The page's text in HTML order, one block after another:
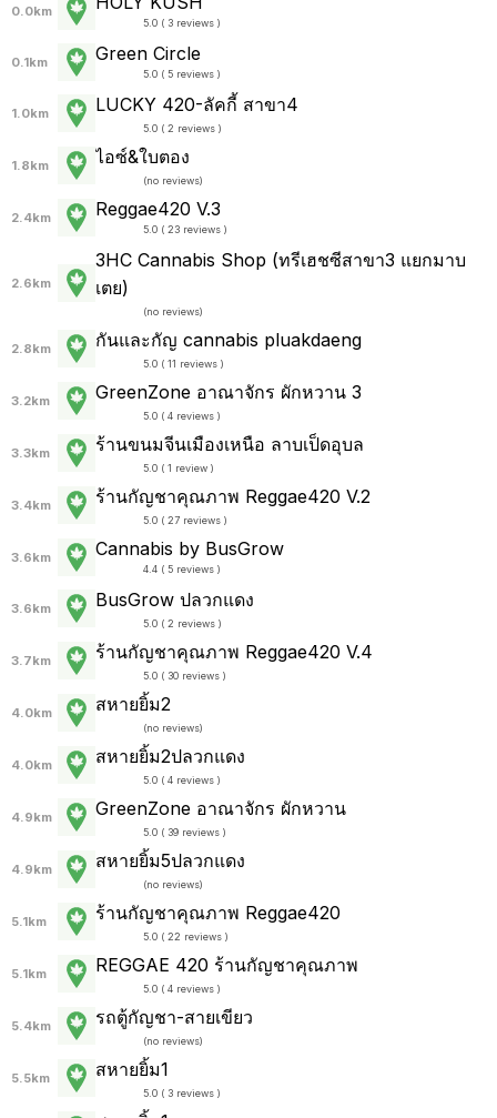
0.0km
5.0 ( 3 reviews )
0.1km Green Circle
5.0 ( 5 reviews )
1.0km LUCKY 420-ลัคกี้ สาขา4
5.0 ( 2 reviews )
1.8km ไอซ์&ใบตอง
(no reviews)
2.4km Reggae420 V.3
5.0 ( 23 reviews )
2.6km
3HC Cannabis Shop (ทรีเฮชซีสาขา3 แยกมาบ
เตย)
(no reviews)
2.8km กันและกัญ cannabis pluakdaeng
5.0 ( 11 reviews )
3.2km GreenZone อาณาจักร ผักหวาน 3
5.0 ( 4 reviews )
3.3km ร้านขนมจีนเมืองเหนือ ลาบเป็ดอุบล
5.0 ( 1 review )
3.4km ร้านกัญชาคุณภาพ Reggae420 V.2
5.0 ( 27 reviews )
3.6km Cannabis by BusGrow
4.4 ( 5 reviews )
3.6km BusGrow ปลวกแดง
5.0 ( 2 reviews )
3.7km ร้านกัญชาคุณภาพ Reggae420 V.4
5.0 ( 30 reviews )
4.0km สหายยิ้ม2
(no reviews)
4.0km สหายยิ้ม2ปลวกแดง
5.0 ( 4 reviews )
4.9km GreenZone อาณาจักร ผักหวาน
5.0 ( 39 reviews )
4.9km สหายยิ้ม5ปลวกแดง
(no reviews)
5.1km ร้านกัญชาคุณภาพ Reggae420
5.0 ( 22 reviews )
5.1km REGGAE 420 ร้านกัญชาคุณภาพ
5.0 ( 4 reviews )
5.4km รถตู้กัญชา-สายเขียว
(no reviews)
5.5km สหายยิ้ม1
5.0 ( 3 reviews )